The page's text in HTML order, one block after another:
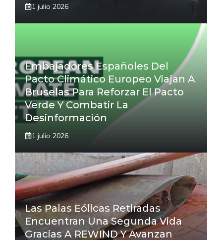
1 julio 2026
Embajadores Españoles Del
Pacto Climático Europeo Viajan A
Bruselas Para Reforzar El Pacto
Verde Y Combatir La
Desinformación
1 julio 2026
Las Palas Eólicas Retiradas
Encuentran Una Segunda Vida
Gracias A REWIND Y Avanzan